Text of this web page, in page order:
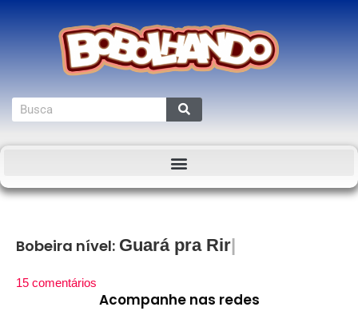
Bobeira nível: Guará pra Rir
15 comentários
Acompanhe nas redes